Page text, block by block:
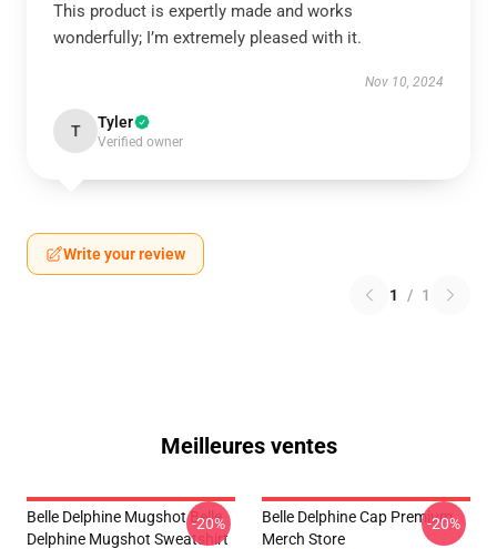
This product is expertly made and works
wonderfully; I’m extremely pleased with it.
Nov 10, 2024
T Tyler
Verified owner
Write your review
1 / 1
Meilleures ventes
Belle Delphine Mugshot Belle
Delphine Mugshot Sweatshirt
-20%
Belle Delphine Cap Premium
Merch Store
-20%